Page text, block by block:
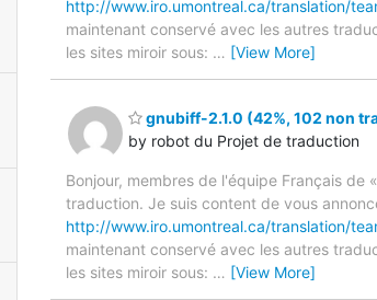
http://www.iro.umontreal.ca/translation/
maintenant conservé avec les autres
les sites miroir sous: … [View More]
gnubiff-2.1.0 (42%, 102 non
by robot du Projet de traduction
Bonjour, membres de l'équipe Français
traduction. Je suis content de vous
http://www.iro.umontreal.ca/translation/
maintenant conservé avec les autres
les sites miroir sous: … [View More]